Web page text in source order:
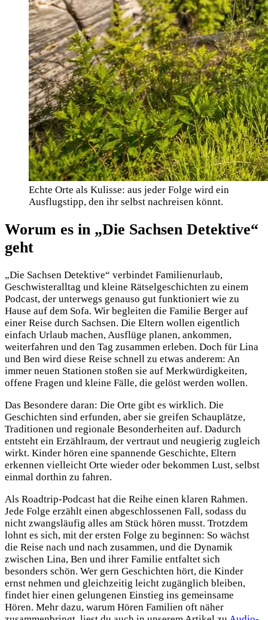
Echte Orte als Kulisse: aus jeder Folge wird ein
Ausflugstipp, den ihr selbst nachreisen könnt.
Worum es in „Die Sachsen Detektive“
geht
„Die Sachsen Detektive“ verbindet Familienurlaub,
Geschwisteralltag und kleine Rätselgeschichten zu einem
Podcast, der unterwegs genauso gut funktioniert wie zu
Hause auf dem Sofa. Wir begleiten die Familie Berger auf
einer Reise durch Sachsen. Die Eltern wollen eigentlich
einfach Urlaub machen, Ausflüge planen, ankommen,
weiterfahren und den Tag zusammen erleben. Doch für Lina
und Ben wird diese Reise schnell zu etwas anderem: An
immer neuen Stationen stoßen sie auf Merkwürdigkeiten,
offene Fragen und kleine Fälle, die gelöst werden wollen.
Das Besondere daran: Die Orte gibt es wirklich. Die
Geschichten sind erfunden, aber sie greifen Schauplätze,
Traditionen und regionale Besonderheiten auf. Dadurch
entsteht ein Erzählraum, der vertraut und neugierig zugleich
wirkt. Kinder hören eine spannende Geschichte, Eltern
erkennen vielleicht Orte wieder oder bekommen Lust, selbst
einmal dorthin zu fahren.
Als Roadtrip-Podcast hat die Reihe einen klaren Rahmen.
Jede Folge erzählt einen abgeschlossenen Fall, sodass du
nicht zwangsläufig alles am Stück hören musst. Trotzdem
lohnt es sich, mit der ersten Folge zu beginnen: So wächst
die Reise nach und nach zusammen, und die Dynamik
zwischen Lina, Ben und ihrer Familie entfaltet sich
besonders schön. Wer gern Geschichten hört, die Kinder
ernst nehmen und gleichzeitig leicht zugänglich bleiben,
findet hier einen gelungenen Einstieg ins gemeinsame
Hören. Mehr dazu, warum Hören Familien oft näher